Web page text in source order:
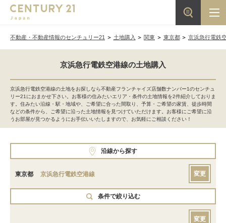
不動産・不動産情報のセンチュリー21 土地購入 関東 東京都 京浜急行電鉄
京浜急行電鉄空港線の土地購入
京浜急行電鉄空港線の土地をお探しなら不動産フランチャイズ店舗数ナンバー1のセンチュ
リー21におまかせ下さい。お客様の住みたいエリア・条件の土地情報を2件紹介しておりま
す。住みたい沿線・駅・地域や、ご希望に合った間取り、予算・ご希望の家賃、徒歩時間
などの条件から、ご希望に沿った土地情報を見つけていただけます。お客様にご希望に沿
うお部屋が見つかるようにお手伝いいたしますので、お気軽にご相談ください！
沿線から探す
東京都 京浜急行電鉄空港線 変更
条件で絞り込む
変更